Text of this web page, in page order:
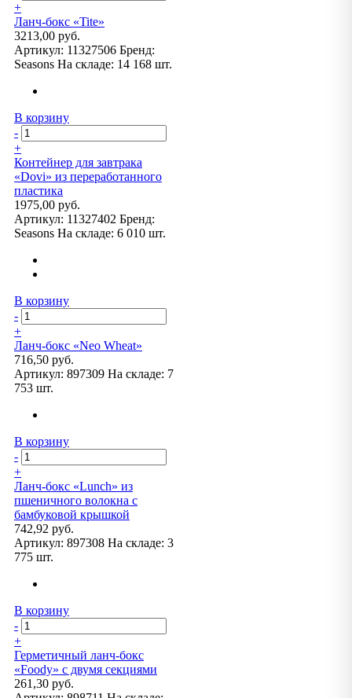
+
Ланч-бокс «Tite»
3213,00 руб.
Артикул: 11327506 Бренд:
Seasons На складе: 14 168 шт.
В корзину
-
+
Контейнер для завтрака
«Dovi» из переработанного
пластика
1975,00 руб.
Артикул: 11327402 Бренд:
Seasons На складе: 6 010 шт.
В корзину
-
+
Ланч-бокс «Neo Wheat»
716,50 руб.
Артикул: 897309 На складе: 7
753 шт.
В корзину
-
+
Ланч-бокс «Lunch» из
пшеничного волокна с
бамбуковой крышкой
742,92 руб.
Артикул: 897308 На складе: 3
775 шт.
В корзину
-
+
Герметичный ланч-бокс
«Foody» с двумя секциями
261,30 руб.